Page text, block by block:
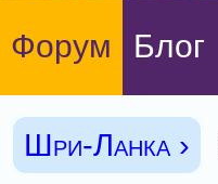
Форум Блог
Шри-Ланка ›